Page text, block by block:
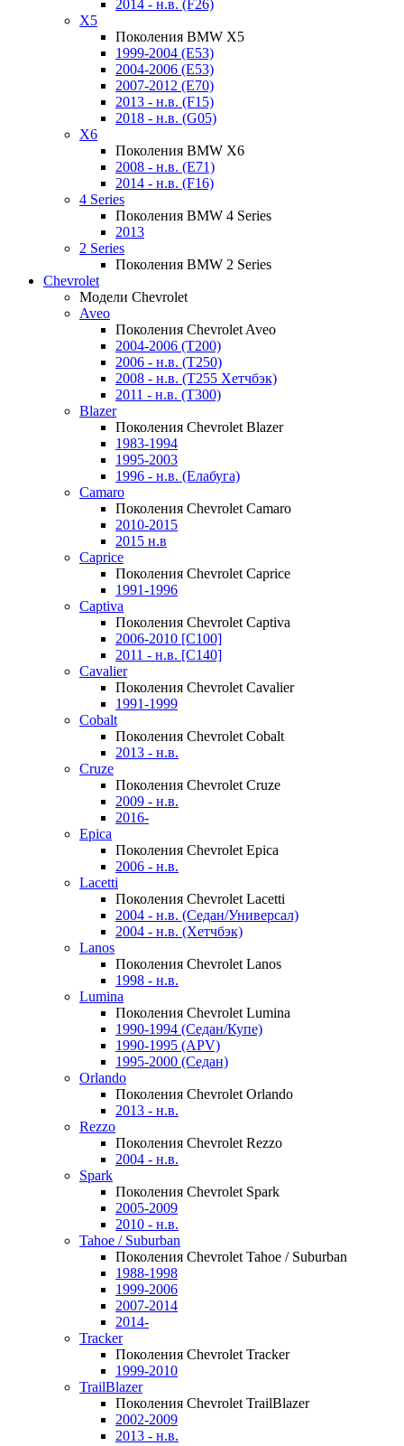
2014 - н.в. (F26)
X5
Поколения BMW X5
1999-2004 (E53)
2004-2006 (E53)
2007-2012 (E70)
2013 - н.в. (F15)
2018 - н.в. (G05)
X6
Поколения BMW X6
2008 - н.в. (E71)
2014 - н.в. (F16)
4 Series
Поколения BMW 4 Series
2013
2 Series
Поколения BMW 2 Series
Chevrolet
Модели Chevrolet
Aveo
Поколения Chevrolet Aveo
2004-2006 (T200)
2006 - н.в. (T250)
2008 - н.в. (T255 Хетчбэк)
2011 - н.в. (Т300)
Blazer
Поколения Chevrolet Blazer
1983-1994
1995-2003
1996 - н.в. (Елабуга)
Camaro
Поколения Chevrolet Camaro
2010-2015
2015 н.в
Caprice
Поколения Chevrolet Caprice
1991-1996
Captiva
Поколения Chevrolet Captiva
2006-2010 [C100]
2011 - н.в. [C140]
Cavalier
Поколения Chevrolet Cavalier
1991-1999
Cobalt
Поколения Chevrolet Cobalt
2013 - н.в.
Cruze
Поколения Chevrolet Cruze
2009 - н.в.
2016-
Epica
Поколения Chevrolet Epica
2006 - н.в.
Lacetti
Поколения Chevrolet Lacetti
2004 - н.в. (Седан/Универсал)
2004 - н.в. (Хетчбэк)
Lanos
Поколения Chevrolet Lanos
1998 - н.в.
Lumina
Поколения Chevrolet Lumina
1990-1994 (Седан/Купе)
1990-1995 (APV)
1995-2000 (Седан)
Orlando
Поколения Chevrolet Orlando
2013 - н.в.
Rezzo
Поколения Chevrolet Rezzo
2004 - н.в.
Spark
Поколения Chevrolet Spark
2005-2009
2010 - н.в.
Tahoe / Suburban
Поколения Chevrolet Tahoe / Suburban
1988-1998
1999-2006
2007-2014
2014-
Tracker
Поколения Chevrolet Tracker
1999-2010
TrailBlazer
Поколения Chevrolet TrailBlazer
2002-2009
2013 - н.в.